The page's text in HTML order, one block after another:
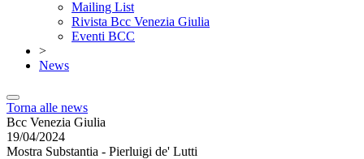
Mailing List
Rivista Bcc Venezia Giulia
Eventi BCC
>
News
Torna alle news
Bcc Venezia Giulia
19/04/2024
Mostra Substantia - Pierluigi de' Lutti